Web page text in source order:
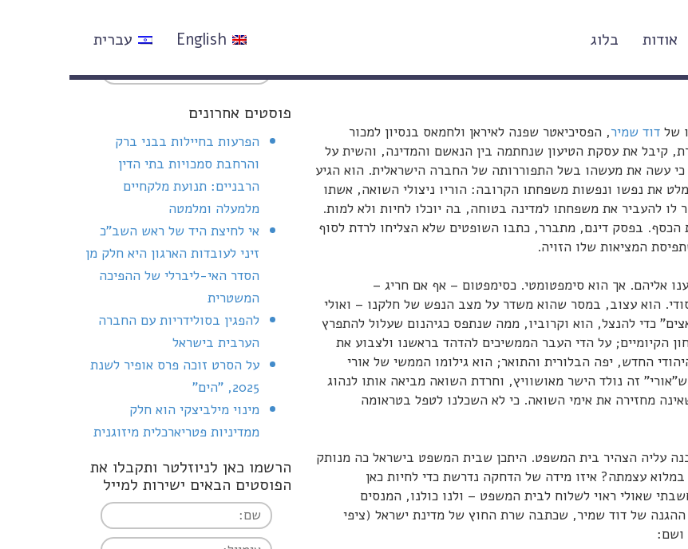
אודות בלוג עברית English
דוד שמיר, הפסיכיאטר שפנה לאיראן ולחמאס בנסיון למכור
קיבל את עסקת הטיעון שנחתמה בין הנאשם והמדינה, והשית על
עשה את מעשהו בשל התפוררותה של החברה הישראלית. הוא הגיע
את נפשו ונפשות משפחתו הקרובה: הוריו ניצולי השואה, אשתו
להעביר את משפחתו למדינה בטוחה, בה יוכלו לחיות ולא למות.
הכסף. בפסק דינם, מתברר, כתבו השופטים שלא הצליחו לרדת לסוף
המציאות שלו הזויה.
אליהם. אך הוא סימפטומטי. כסימפטום – אף אם חריג –
הוא עצוב, במסר שהוא משדר על מצב הנפש של חלקנו – ואולי
כדי להנצל, הוא וקרוביו, ממה שנתפס כגיהנום שעלול להתפרץ
הקיומיים; על הדי העבר הממשיכים להדהד בראשנו ולצבוע את
החדש, יפה הבלורית והתואר; הוא גילומו הממשי של אורי
זה נולד הישר מאושוויץ, וחרדת השואה מביאה אותו לנהוג
מחזירה את אימי השואה. כי לא השכלנו לטפל בטראומה
עליה הצהיר בית המשפט. היתכן שבית המשפט בישראל כה מנותק
עצמתה? איזו מידה של הדחקה נדרשת כדי לחיות כאן
שאולי ראוי לשלוח לבית המשפט – ולנו כולנו, המנסים
של דוד שמיר, שכתבה שרת החוץ של מדינת ישראל (ציפי
ושם:
פוסטים אחרונים
הפרעות בחיילות בבני ברק
והרחבת סמכויות בתי הדין
הרבניים: תנועת מלקחיים
מלמעלה ומלמטה
אי לחיצת היד של ראש השב"כ
זיני לעובדות הארגון היא חלק מן
הסדר האי-ליברלי של ההפיכה
המשטרית
להפגין בסולידריות עם החברה
הערבית בישראל
על הסרט זוכה פרס אופיר לשנת
2025, "הים"
מינוי מילביצקי הוא חלק
ממדיניות פטריארכלית מיזוגנית
הרשמו כאן לניוזלטר ותקבלו את
הפוסטים הבאים ישירות למייל